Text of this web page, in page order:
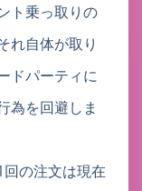
ト乗っ取りの
れ自体が取り
ドパーティに
為を回避しま
回の注文は現在